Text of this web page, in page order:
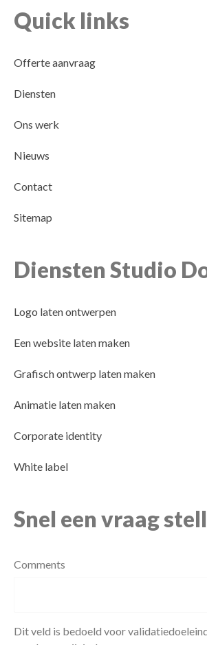
Quick links
Offerte aanvraag
Diensten
Ons werk
Nieuws
Contact
Sitemap
Diensten Studio
Logo laten ontwerpen
Een website laten maken
Grafisch ontwerp laten maken
Animatie laten maken
Corporate identity
White label
Snel een vraag
Comments
Dit veld is bedoeld voor